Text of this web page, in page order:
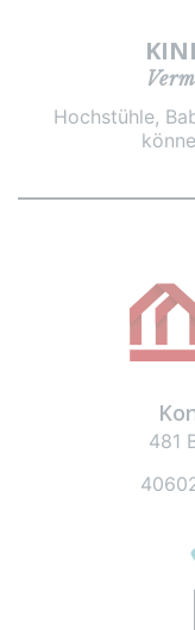
Hochstühle,
481